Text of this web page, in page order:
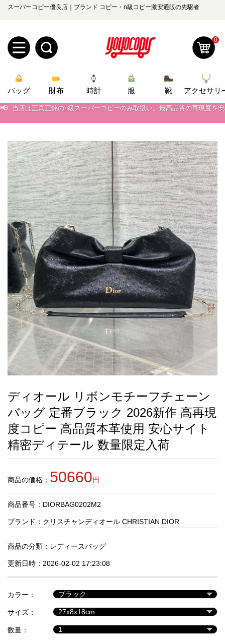
スーパーコピー優良店｜ブランド コピー・n級コピー激安通販の先駆者
規
ユ
ザ
ー
登
録
ロ
グ
ン
オ
ー
ダ
管
お
知
せ
yoyocopys@gmail.com
2026人気特集
バッグ
財布
時計
服
ズボン
衣装セット
靴
住まい用品
アクセサリー
ベルト
スカーフ
アイフォーンケ
ース
小物
最
新
製
品
お
す
す
め
商
品
人
気
品
セ
商
品
0
バッグ 財布 時計 服 靴 アクセサリ
📢 当店は正真正銘のn級スーパーコピーのみ取扱い。最高品質の再現度を
2026春の新作続々更新中！期間中のご注文でお得な割引をご利用いただ
📢 当店は正真正銘のn級スーパーコピーのみ取扱い。最高品質の再現度を
📢 2026春の新作続々更新中！期間中のご注文でお得な割引をご利用いただ
📢 新作入荷！ルイ・ヴィトンスーパーコピー バッグ最新モデルが登場。
ディオール リボンモチーフチェーン
バッグ 定番ブラック 2026新作 高再現
度コピー 高品質本革使用 安心サイト
精密ディテール 数量限定入荷
商品の価格： 50660円
商品番号：DIORBAG0202M2
ブランド： クリスチャンディオール CHRISTIAN DIOR
商品の分類： レディースバッグ
更新日時：2026-02-02 17:23:08
カラー：
サイズ：
数量：